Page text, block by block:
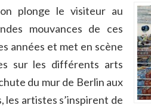
plonge le visiteur au
mouvances de ces
années et met en scène
sur les différents arts
du mur de Berlin aux
les artistes s’inspirent de